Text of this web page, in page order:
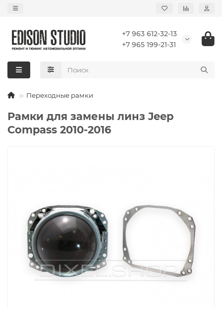
+7 963 612-32-13
+7 965 199-21-31
Переходные рамки
Рамки для замены линз Jeep
Compass 2010-2016